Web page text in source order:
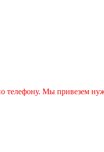
телефону. Мы привезем